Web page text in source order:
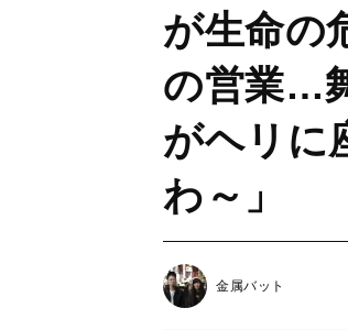
が生命の
の営業…
がヘリに
わ～」
金属バット